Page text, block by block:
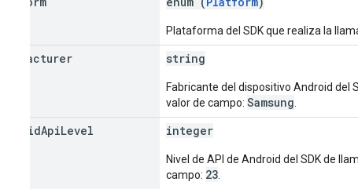
Plataforma del SDK que realiza la
manufacturer string
Fabricante del dispositivo Android del
valor de campo: Samsung
androidApiLevel integer
Nivel de API de Android del SDK de
campo: 23